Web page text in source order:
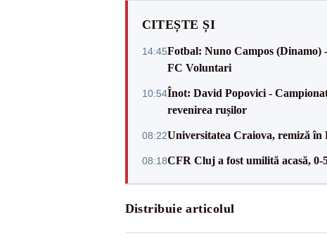
CITEȘTE ȘI
14:45Fotbal: Nuno Campos (Dinamo)
FC Voluntari
10:54Înot: David Popovici -
revenirea rușilor
08:22Universitatea Craiova, remiză
08:18CFR Cluj a fost umilită acasă,
Distribuie articolul